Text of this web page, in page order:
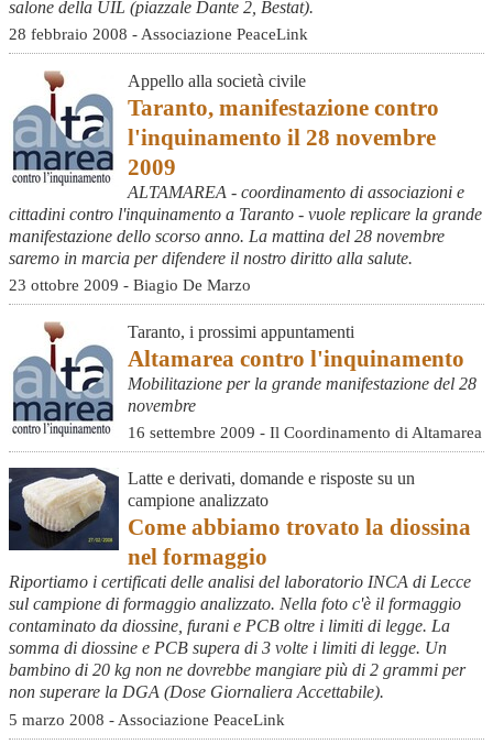
salone della UIL (piazzale Dante 2, Bestat).
28 febbraio 2008 - Associazione PeaceLink
Appello alla società civile
Taranto, manifestazione contro
l'inquinamento il 28 novembre
2009
ALTAMAREA - coordinamento di associazioni e
cittadini contro l'inquinamento a Taranto - vuole replicare la grande
manifestazione dello scorso anno. La mattina del 28 novembre
saremo in marcia per difendere il nostro diritto alla salute.
23 ottobre 2009 - Biagio De Marzo
Taranto, i prossimi appuntamenti
Altamarea contro l'inquinamento
Mobilitazione per la grande manifestazione del 28
novembre
16 settembre 2009 - Il Coordinamento di Altamarea
Latte e derivati, domande e risposte su un
campione analizzato
Come abbiamo trovato la diossina
nel formaggio
Riportiamo i certificati delle analisi del laboratorio INCA di Lecce
sul campione di formaggio analizzato. Nella foto c'è il formaggio
contaminato da diossine, furani e PCB oltre i limiti di legge. La
somma di diossine e PCB supera di 3 volte i limiti di legge. Un
bambino di 20 kg non ne dovrebbe mangiare più di 2 grammi per
non superare la DGA (Dose Giornaliera Accettabile).
5 marzo 2008 - Associazione PeaceLink